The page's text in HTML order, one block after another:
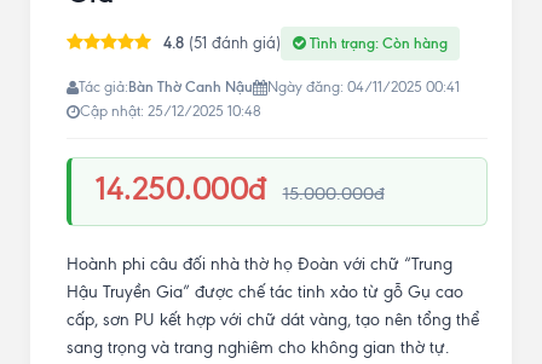
4.8 (51 đánh giá) Tình trạng: Còn hàng
Tác giả:Bàn Thờ Canh Nậu
Ngày đăng: 04/11/2025 00:41
Cập nhật: 25/12/2025 10:48
14.250.000đ 15.000.000đ
Hoành phi câu đối nhà thờ họ Đoàn với chữ “Trung
Hậu Truyền Gia” được chế tác tinh xảo từ gỗ Gụ cao
cấp, sơn PU kết hợp với chữ dát vàng, tạo nên tổng thể
sang trọng và trang nghiêm cho không gian thờ tự.